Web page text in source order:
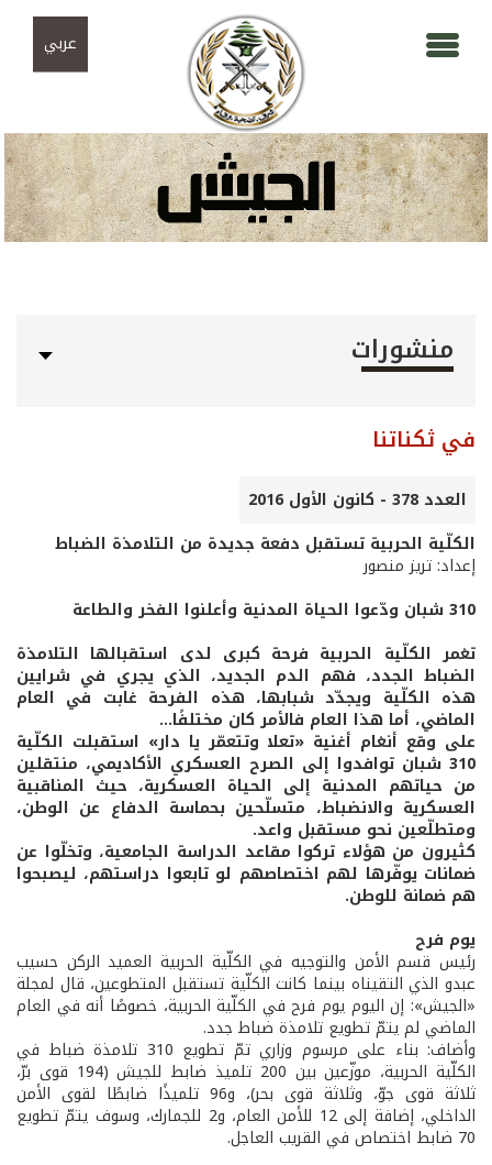
عربي
منشورات
في ثكناتنا
العدد 378 - كانون الأول 2016
الكلّية الحربية تستقبل دفعة جديدة من التلامذة الضباط
إعداد: تريز منصور
310 شبان ودّعوا الحياة المدنية وأعلنوا الفخر والطاعة
تغمر الكلّية الحربية فرحة كبرى لدى استقبالها التلامذة
الضباط الجدد، فهم الدم الجديد، الذي يجري في شرايين
هذه الكلّية ويجدّد شبابها، هذه الفرحة غابت في العام
الماضي، أما هذا العام فالأمر كان مختلفًا...
على وقع أنغام أغنية «تعلا وتتعمّر يا دار» استقبلت الكلّية
310 شبان توافدوا إلى الصرح العسكري الأكاديمي، منتقلين
من حياتهم المدنية إلى الحياة العسكرية، حيث المناقبية
العسكرية والانضباط، متسلّحين بحماسة الدفاع عن الوطن،
ومتطلّعين نحو مستقبل واعد.
كثيرون من هؤلاء تركوا مقاعد الدراسة الجامعية، وتخلّوا عن
ضمانات يوفّرها لهم اختصاصهم لو تابعوا دراستهم، ليصبحوا
هم ضمانة للوطن.
يوم فرح
رئيس قسم الأمن والتوجيه في الكلّية الحربية العميد الركن حسيب
عبدو الذي التقيناه بينما كانت الكلّية تستقبل المتطوعين، قال لمجلة
«الجيش»: إن اليوم يوم فرح في الكلّية الحربية، خصوصًا أنه في العام
الماضي لم يتمّ تطويع تلامذة ضباط جدد.
وأضاف: بناء على مرسوم وزاري تمّ تطويع 310 تلامذة ضباط في
الكلّية الحربية، موزّعين بين 200 تلميذ ضابط للجيش (194 قوى برّ،
ثلاثة قوى جوّ، وثلاثة قوى بحر)، و96 تلميذًا ضابطًا لقوى الأمن
الداخلي، إضافة إلى 12 للأمن العام، و2 للجمارك، وسوف يتمّ تطويع
70 ضابط اختصاص في القريب العاجل.